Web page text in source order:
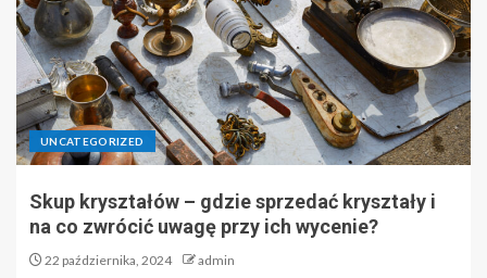
UNCATEGORIZED
Skup kryształów – gdzie sprzedać kryształy i
na co zwrócić uwagę przy ich wycenie?
22 października, 2024 admin